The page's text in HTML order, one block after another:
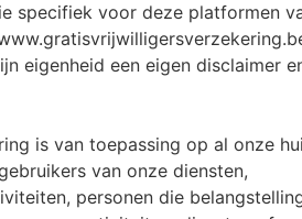
specifiek voor deze platformen
eigenheid een eigen disclaimer
is van toepassing op al onze
van onze diensten,
personen die